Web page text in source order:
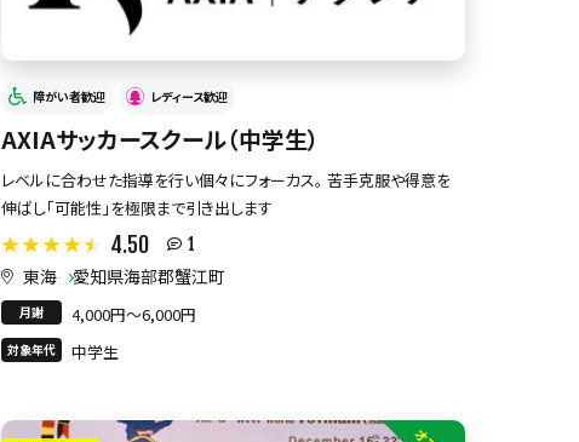
障がい者歓迎 レディース歓迎
AXIAサッカースクール（中学生）
レベルに合わせた指導を行い個々にフォーカス。 苦手克服や得意を
伸ばし「可能性」を極限まで引き出します
4.50 1
東海 愛知県海部郡蟹江町
月謝 4,000円〜6,000円
対象年代 中学生